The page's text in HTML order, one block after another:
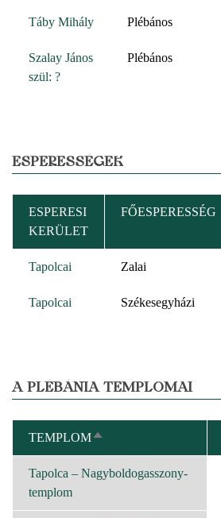
Táby Mihály Plébános
Szalay János
szül: ?
Plébános
ESPERESSÉGEK
ESPERESI
KERÜLET
FŐESPERESSÉG
Tapolcai Zalai
Tapolcai Székesegyházi
A PLÉBÁNIA TEMPLOMAI
TEMPLOMCSÖKKENŐ
RENDEZÉS
Tapolca – Nagyboldogasszony-
templom